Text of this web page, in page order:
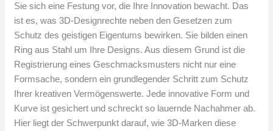
Sie sich eine Festung vor, die Ihre Innovation bewacht. Das
ist es, was 3D-Designrechte neben den Gesetzen zum
Schutz des geistigen Eigentums bewirken. Sie bilden einen
Ring aus Stahl um Ihre Designs. Aus diesem Grund ist die
Registrierung eines Geschmacksmusters nicht nur eine
Formsache, sondern ein grundlegender Schritt zum Schutz
Ihrer kreativen Vermögenswerte. Jede innovative Form und
Kurve ist gesichert und schreckt so lauernde Nachahmer ab.
Hier liegt der Schwerpunkt darauf, wie 3D-Marken diese